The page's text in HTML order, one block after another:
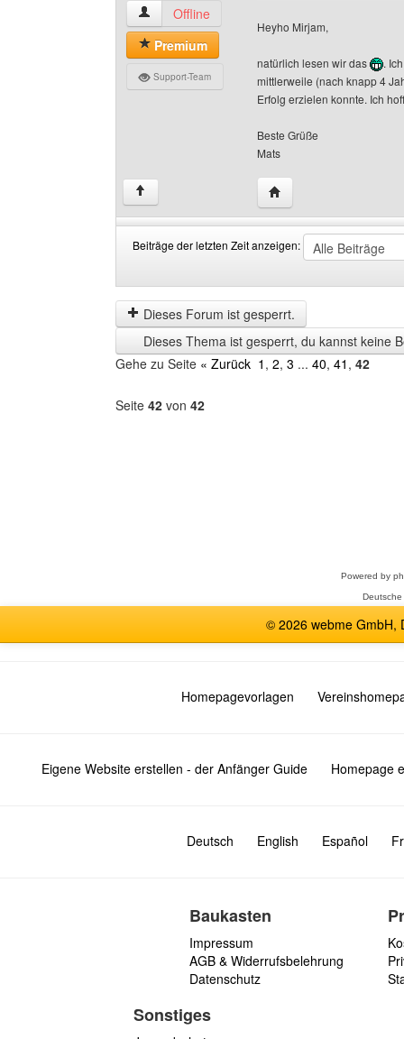
matsk Benutzer-Profile anzeigen
Offline
Premium
Support-Team
Heyho Mirjam,
natürlich lesen wir das
.
mittlerweile (nach knapp 4
Erfolg erzielen konnte. Ich
Beste Grüße
Mats
↑ Website dieses
Beiträge der letzten Zeit anzeigen:
der
letzten
Zeit
anzeigen
by
Dieses Forum ist gesperrt.
Dieses Thema ist gesperrt, du kannst keine
Gehe zu Seite « Zurück 1 , 2, 3 ... 40, 41 , 42
Seite 42 von 42
Powered by
© 2026 webme GmbH,
Homepagevorlagen
Eigene Website erstellen - der Anfänger Guide Homepage
Deutsch English Español
Baukasten
Impressum
AGB & Widerrufsbelehrung
Datenschutz
Sonstiges